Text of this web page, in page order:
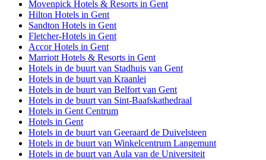
Movenpick Hotels & Resorts in Gent
Hilton Hotels in Gent
Sandton Hotels in Gent
Fletcher-Hotels in Gent
Accor Hotels in Gent
Marriott Hotels & Resorts in Gent
Hotels in de buurt van Stadhuis van Gent
Hotels in de buurt van Kraanlei
Hotels in de buurt van Belfort van Gent
Hotels in de buurt van Sint-Baafskathedraal
Hotels in Gent Centrum
Hotels in Gent
Hotels in de buurt van Geeraard de Duivelsteen
Hotels in de buurt van Winkelcentrum Langemunt
Hotels in de buurt van Aula van de Universiteit